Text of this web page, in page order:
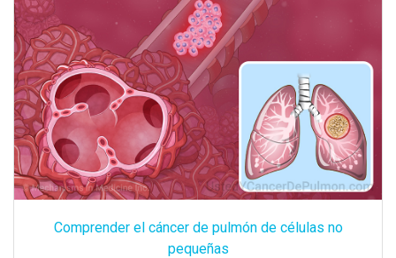
Comprender el cáncer de pulmón de células no
pequeñas